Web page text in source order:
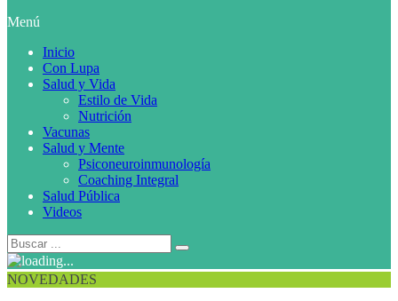
Menú
Inicio
Con Lupa
Salud y Vida
Estilo de Vida
Nutrición
Vacunas
Salud y Mente
Psiconeuroinmunología
Coaching Integral
Salud Pública
Videos
NOVEDADES